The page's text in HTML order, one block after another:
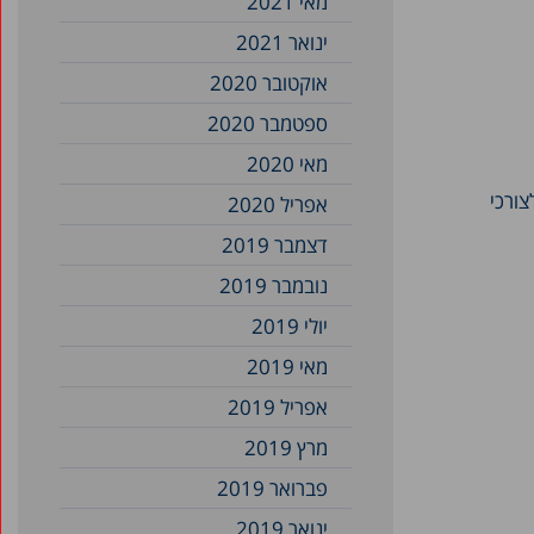
ינואר 2021
אוקטובר 2020
ספטמבר 2020
מאי 2020
אפריל 2020
דצמבר 2019
נובמבר 2019
יולי 2019
מאי 2019
אפריל 2019
מרץ 2019
פברואר 2019
ינואר 2019